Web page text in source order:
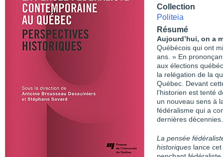
Collection
Politeia
Résumé
Aujourd’hui, on a
Québécois qui ont
ans. » En
aux élections
la relégation de la
Québec. Devant
l’historien est tenté
un nouveau sens à
fédéralisme qui a
dernières décennies.
La pensée
historiques lance